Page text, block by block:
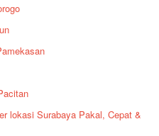
lokasi Surabaya Pakal, Cepat &